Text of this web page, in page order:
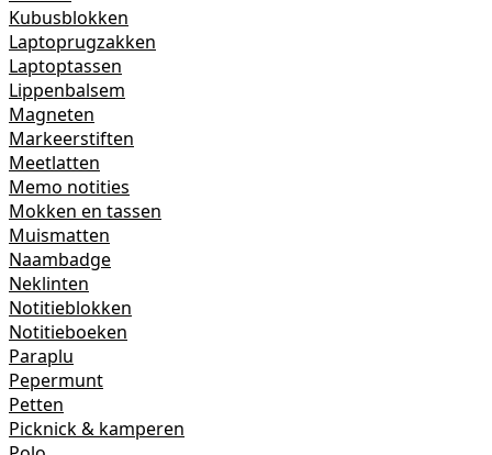
Kubusblokken
Laptoprugzakken
Laptoptassen
Lippenbalsem
Magneten
Markeerstiften
Meetlatten
Memo notities
Mokken en tassen
Muismatten
Naambadge
Neklinten
Notitieblokken
Notitieboeken
Paraplu
Pepermunt
Petten
Picknick & kamperen